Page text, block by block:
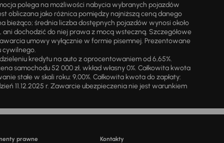
polega na możliwości nabycia wybranych pojazdów
obliczana jako różnica pomiędzy najniższą ceną danego
bieżąco; średnia liczba dostępnych pojazdów wynosi około
dochodzić do niej prawa z mocą wsteczną. Szczegółowe
umowy wyłącznie w formie pisemnej. Prezentowane
cywilnego.
kredytu na auto z oprocentowaniem od 6,65%.
samochodu 52 000 zł, wkład własny 0%. Całkowita kwota
stałe w skali roku: 9,00%. Całkowita kwota do zapłaty:
11.12.2025 r. Zawarcie ubezpieczenia nie jest warunkiem
prawne Kontakty